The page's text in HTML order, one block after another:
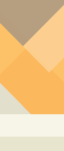
springen